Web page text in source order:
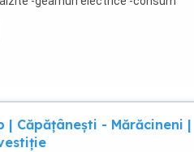
| Căpățânești - Mărăcineni |